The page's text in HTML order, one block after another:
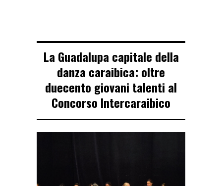
La Guadalupa capitale della
danza caraibica: oltre
duecento giovani talenti al
Concorso Intercaraibico